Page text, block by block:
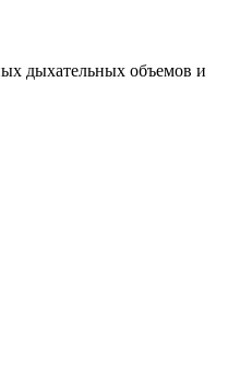
дыхательных объемов и